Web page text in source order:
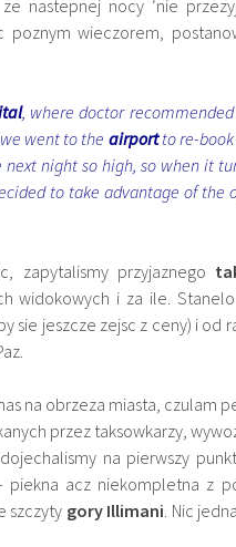
nastepnej nocy ‘nie
poznym wieczorem,
, where doctor
went to the airportto re-book
next night so high, so when it
to take advantage of the
zapytalismy przyjaznego
widokowych i za ile.
sie jeszcze zejsc z ceny) i od
na obrzeza miasta, czulam
przez taksowkarzy,
na pierwszy
piekna acz niekompletna z
szczyty gory Illimani. Nic